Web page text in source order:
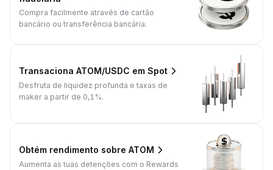
Compra facilmente através de cartão
bancário ou transferência bancária.
Transaciona ATOM/USDC em Spot
Desfruta de liquidez profunda e taxas de
maker a partir de 0,1%.
Obtém rendimento sobre ATOM
Aumenta as tuas detenções com o Rewards